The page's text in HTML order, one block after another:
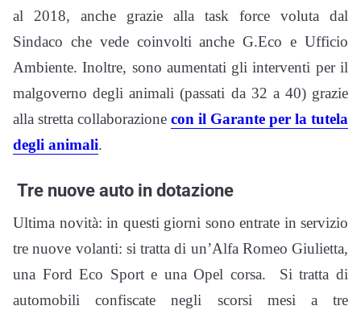
al 2018, anche grazie alla task force voluta dal
Sindaco che vede coinvolti anche G.Eco e Ufficio
Ambiente. Inoltre, sono aumentati gli interventi per il
malgoverno degli animali (passati da 32 a 40) grazie
alla stretta collaborazione con il Garante per la tutela
degli animali.
Tre nuove auto in dotazione
Ultima novità: in questi giorni sono entrate in servizio
tre nuove volanti: si tratta di un’Alfa Romeo Giulietta,
una Ford Eco Sport e una Opel corsa. Si tratta di
automobili confiscate negli scorsi mesi a tre